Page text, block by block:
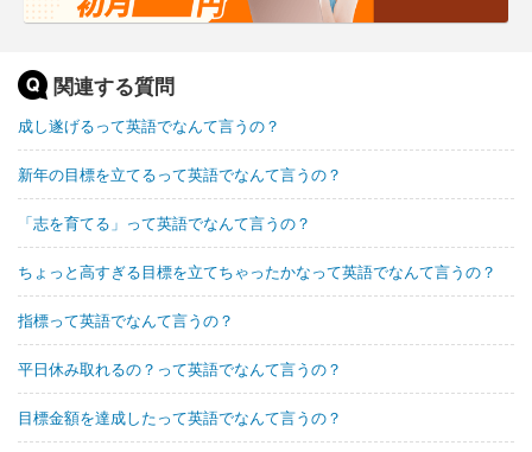
関連する質問
成し遂げるって英語でなんて言うの？
新年の目標を立てるって英語でなんて言うの？
「志を育てる」って英語でなんて言うの？
ちょっと高すぎる目標を立てちゃったかなって英語でなんて言うの？
指標って英語でなんて言うの？
平日休み取れるの？って英語でなんて言うの？
目標金額を達成したって英語でなんて言うの？